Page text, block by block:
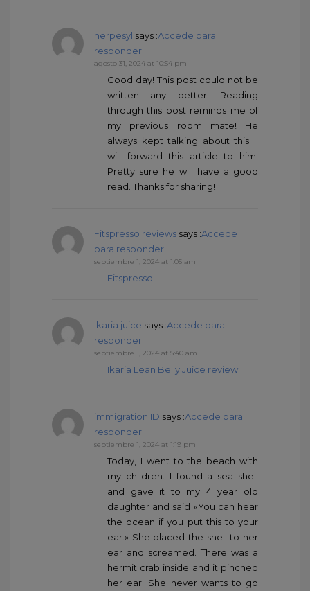
herpesyl says :Accede para
responder
agosto 31, 2024 at 10:54 pm
Good day! This post could not be
written any better! Reading
through this post reminds me of
my previous room mate! He
always kept talking about this. I
will forward this article to him.
Pretty sure he will have a good
read. Thanks for sharing!
Fitspresso reviews says :Accede
para responder
septiembre 1, 2024 at 1:05 am
Fitspresso
Ikaria juice says :Accede para
responder
septiembre 1, 2024 at 5:40 am
Ikaria Lean Belly Juice review
immigration ID says :Accede para
responder
septiembre 1, 2024 at 1:19 pm
Today, I went to the beach with
my children. I found a sea shell
and gave it to my 4 year old
daughter and said «You can hear
the ocean if you put this to your
ear.» She placed the shell to her
ear and screamed. There was a
hermit crab inside and it pinched
her ear. She never wants to go